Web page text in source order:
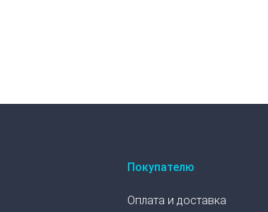
Покупателю
Оплата и доставка